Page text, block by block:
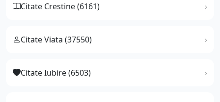
Citate Crestine (6161)
Citate Viata (37550)
Citate Iubire (6503)